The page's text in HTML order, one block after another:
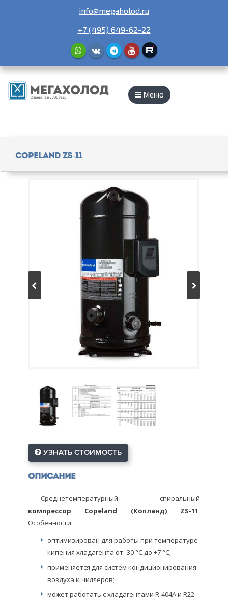
info@megaholod.ru
+7 (495) 649-62-22
Меню
Copeland ZS-11
УЗНАТЬ СТОИМОСТЬ
Описание
Среднетемпературный спиральный
компрессор Copeland (Копланд) ZS-11.
Особенности:
оптимизирован для работы при температуре
кипения хладагента от -30 °С до +7 °С;
применяется для систем кондиционирования
воздуха и чиллеров;
может работать с хладагентами R-404A и R22.